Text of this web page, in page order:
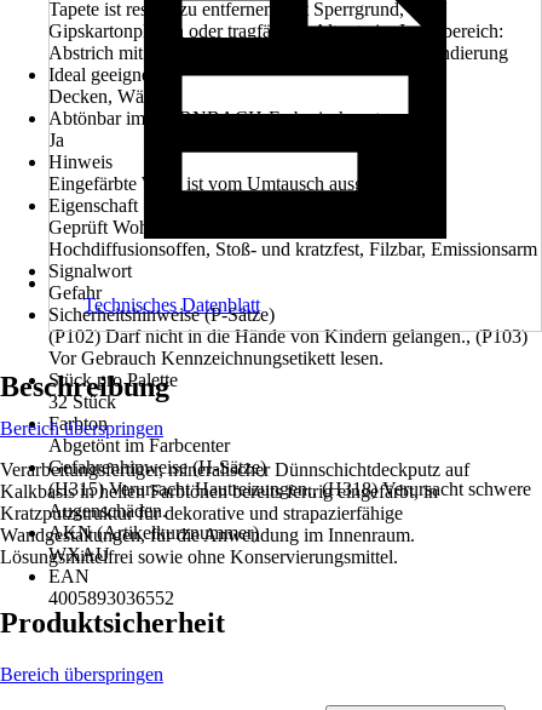
Tapete ist restlos zu entfernen) mit Sperrgrund,
Gipskartonplatten oder tragfähiger Altputz im Innenbereich:
Abstrich mit Sperrgrund, Anstrich mit Universalgrundierung
Ideal geeignet für
Decken, Wände
Abtönbar im HORNBACH-Farbmischcenter
Ja
Hinweis
Eingefärbte Ware ist vom Umtausch ausgeschlossen
Eigenschaft
Geprüft Wohngesund, Zementfreier Kalkputz,
Hochdiffusionsoffen, Stoß- und kratzfest, Filzbar, Emissionsarm
Signalwort
Gefahr
Sicherheitshinweise (P-Sätze)
(P102) Darf nicht in die Hände von Kindern gelangen., (P103)
Vor Gebrauch Kennzeichnungsetikett lesen.
Stück pro Palette
32 Stück
Farbton
Abgetönt im Farbcenter
Gefahrenhinweise (H-Sätze)
(H315) Verursacht Hautreizungen., (H318) Verursacht schwere
Augenschäden.
AKN (Artikelkurznummer)
WXAU
EAN
4005893036552
Technisches Datenblatt
Beschreibung
Bereich überspringen
Verarbeitungsfertiger, mineralischer Dünnschichtdeckputz auf
Kalkbasis in hellen Farbtönen bereits fertrig eingefärbt, in
Kratzputzstruktur für dekorative und strapazierfähige
Wandgestaltungen, für die Anwendung im Innenraum.
Lösungsmittelfrei sowie ohne Konservierungsmittel.
Produktsicherheit
Bereich überspringen